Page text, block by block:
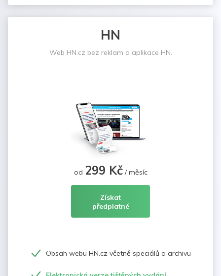
HN
Web HN.cz bez reklam a aplikace HN.
od 299 Kč/ měsíc
Získat
předplatné
Obsah webu HN.cz včetně speciálů a archivu